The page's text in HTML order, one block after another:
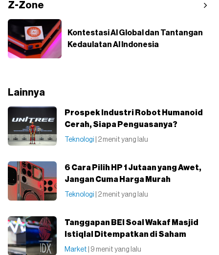
Z-Zone
Kontestasi AI Global dan Tantangan
Kedaulatan AI Indonesia
Lainnya
Prospek Industri Robot Humanoid
Cerah, Siapa Penguasanya?
Teknologi | 2 menit yang lalu
6 Cara Pilih HP 1 Jutaan yang Awet,
Jangan Cuma Harga Murah
Teknologi | 2 menit yang lalu
Tanggapan BEI Soal Wakaf Masjid
Istiqlal Ditempatkan di Saham
Market | 9 menit yang lalu